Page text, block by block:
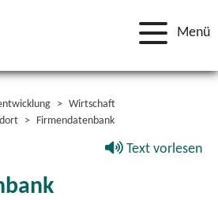
Menü
Wirtschaft
Firmendatenbank
Text vorlesen